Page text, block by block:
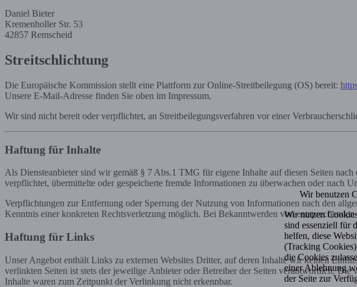
Daniel Bieter
Kremenholler Str. 53
42857 Remscheid
Streitschlichtung
Die Europäische Kommission stellt eine Plattform zur Online-Streitbeilegung (OS) bereit:
Unsere E-Mail-Adresse finden Sie oben im Impressum.
Wir sind nicht bereit oder verpflichtet, an Streitbeilegungsverfahren vor einer
Haftung für Inhalte
Als Diensteanbieter sind wir gemäß § 7 Abs.1 TMG für eigene Inhalte auf diesen Seiten
verpflichtet, übermittelte oder gespeicherte fremde Informationen zu überwachen oder nach
Verpflichtungen zur Entfernung oder Sperrung der Nutzung von Informationen nach den
Kenntnis einer konkreten Rechtsverletzung möglich. Bei Bekanntwerden von
Haftung für Links
Unser Angebot enthält Links zu externen Websites Dritter, auf deren Inhalte wir keinen
verlinkten Seiten ist stets der jeweilige Anbieter oder Betreiber der Seiten verantwortlich.
Inhalte waren zum Zeitpunkt der Verlinkung nicht erkennbar.
Wir benutzen
Wir nutzen
sind essenziell für
helfen, diese
(Tracking
die Cookies
einer Ablehnung
der Seite zur